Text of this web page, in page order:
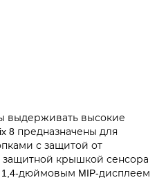
выдерживать высокие
8 предназначены для
с защитой от
защитной крышкой сенсора
дюймовым MIP-дисплеем